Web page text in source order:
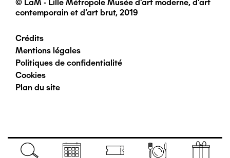
Navigation
© LaM - Lille Métropole Musée d'art moderne, d'art
contemporain et d'art brut, 2019
Pied
de
page
Crédits
Mentions légales
Politiques de confidentialité
Cookies
Plan du site